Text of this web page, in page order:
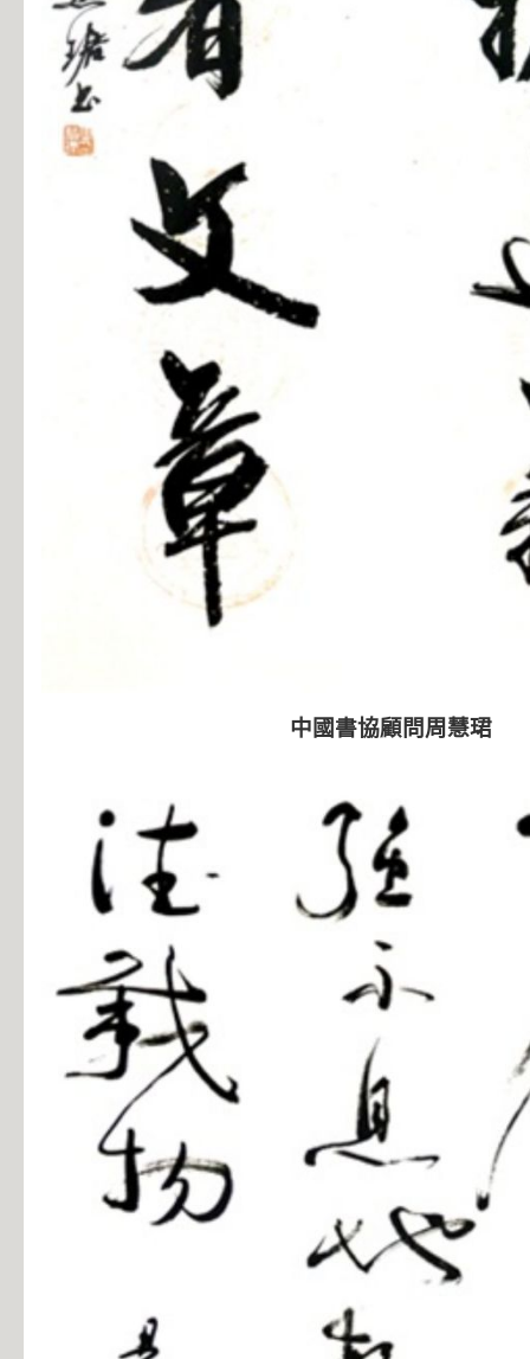
中國書協顧問周慧珺